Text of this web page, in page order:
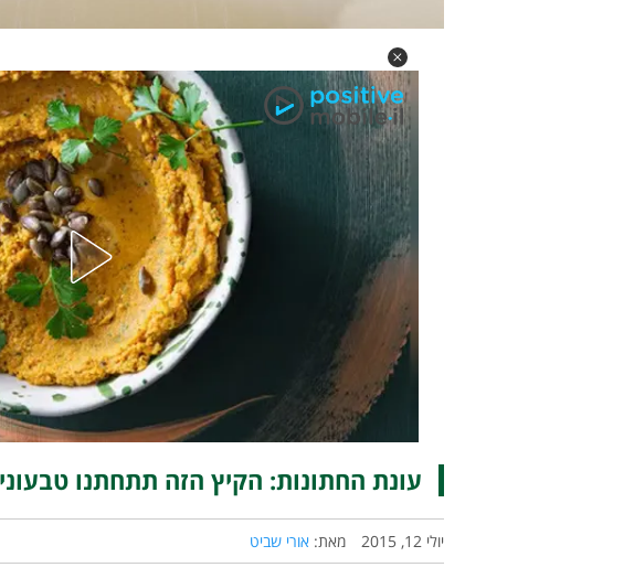
עונת החתונות: הקיץ הזה תתחתנו טבעוני
יולי 12, 2015 מאת: אורי שביט